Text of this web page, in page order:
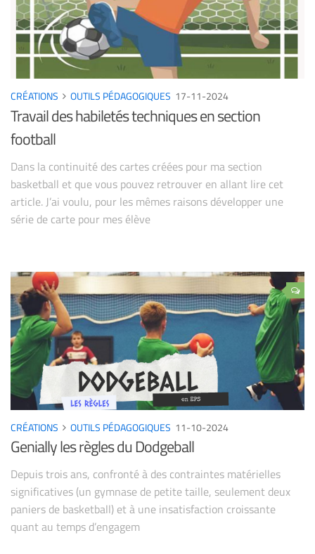
CRÉATIONS OUTILS PÉDAGOGIQUES 17-11-2024
Travail des habiletés techniques en section
football
Dans la continuité des cartes créées pour ma section
basketball et que vous pouvez retrouver en allant lire cet
article. J’ai voulu, pour les mêmes raisons développer une
série de carte pour mes élève
CRÉATIONS OUTILS PÉDAGOGIQUES 11-10-2024
Genially les règles du Dodgeball
Depuis trois ans, confronté à des contraintes matérielles
significatives (un gymnase de petite taille, seulement deux
paniers de basketball) et à une insatisfaction croissante
quant au temps d’engagem